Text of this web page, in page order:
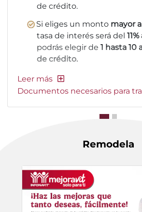
de crédito.
Si eliges un monto mayor
tasa de interés será del
podrás elegir de 1 hasta 10
de crédito.
Documentos necesarios para
Remodela